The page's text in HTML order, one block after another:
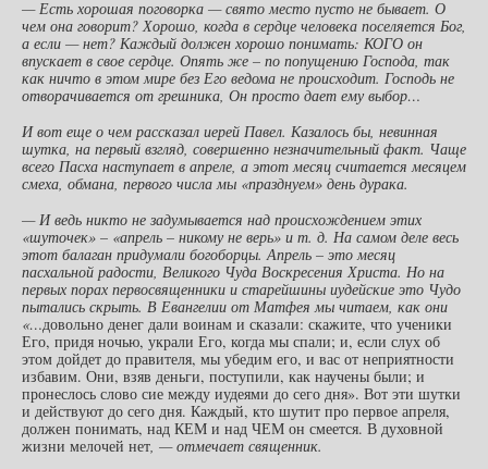
— Есть хорошая поговорка — свято место пусто не бывает. О
чем она говорит? Хорошо, когда в сердце человека поселяется Бог,
а если — нет? Каждый должен хорошо понимать: КОГО он
впускает в свое сердце. Опять же – по попущению Господа, так
как ничто в этом мире без Его ведома не происходит. Господь не
отворачивается от грешника, Он просто дает ему выбор…
И вот еще о чем рассказал иерей Павел. Казалось бы, невинная
шутка, на первый взгляд, совершенно незначительный факт. Чаще
всего Пасха наступает в апреле, а этот месяц считается месяцем
смеха, обмана, первого числа мы «празднуем» день дурака.
— И ведь никто не задумывается над происхождением этих
«шуточек» – «апрель – никому не верь» и т. д. На самом деле весь
этот балаган придумали богоборцы. Апрель – это месяц
пасхальной радости, Великого Чуда Воскресения Христа. Но на
первых порах первосвященники и старейшины иудейские это Чудо
пытались скрыть. В Евангелии от Матфея мы читаем, как они
«…довольно денег дали воинам и сказали: скажите, что ученики
Его, придя ночью, украли Его, когда мы спали; и, если слух об
этом дойдет до правителя, мы убедим его, и вас от неприятности
избавим. Они, взяв деньги, поступили, как научены были; и
пронеслось слово сие между иудеями до сего дня». Вот эти шутки
и действуют до сего дня. Каждый, кто шутит про первое апреля,
должен понимать, над КЕМ и над ЧЕМ он смеется. В духовной
жизни мелочей нет , — отмечает священник.